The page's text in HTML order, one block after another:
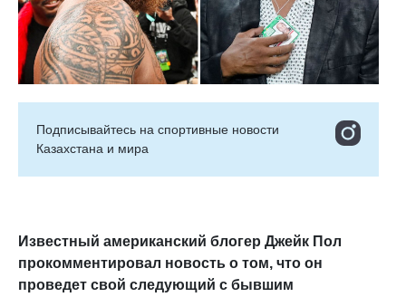
Подписывайтесь на cпортивные новости
Казахстана и мира
Известный американский блогер Джейк Пол
прокомментировал новость о том, что он
проведет свой следующий с бывшим